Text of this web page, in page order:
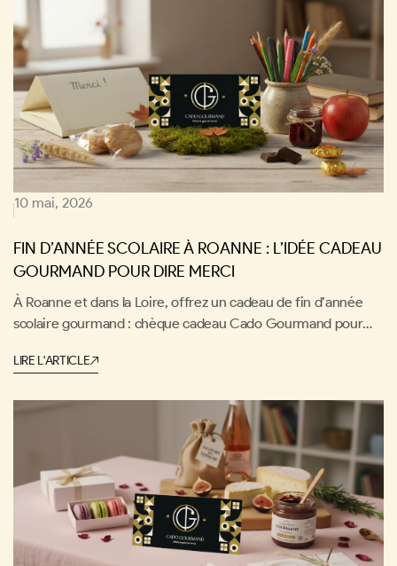
proches la liberté de vivre leur propre moment de plaisir, à
leur rythme et selon leurs envies.
10 mai, 2026
FIN D’ANNÉE SCOLAIRE À ROANNE : L’IDÉE CADEAU
GOURMAND POUR DIRE MERCI
À Roanne et dans la Loire, offrez un cadeau de fin d’année
scolaire gourmand : chèque cadeau Cado Gourmand pour
adresse locale.
LIRE L'ARTICLE